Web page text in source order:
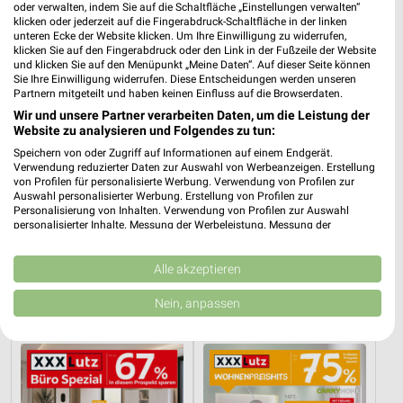
Gültig bis Mi. 12.08.
Mega Tage
Gültig bis Fr. 14.08.
oder verwalten, indem Sie auf die Schaltfläche „Einstellungen verwalten“
klicken oder jederzeit auf die Fingerabdruck-Schaltfläche in der linken
unteren Ecke der Website klicken. Um Ihre Einwilligung zu widerrufen,
klicken Sie auf den Fingerabdruck oder den Link in der Fußzeile der Website
und klicken Sie auf den Menüpunkt „Meine Daten“. Auf dieser Seite können
Sie Ihre Einwilligung widerrufen. Diese Entscheidungen werden unseren
Partnern mitgeteilt und haben keinen Einfluss auf die Browserdaten.
Wir und unsere Partner verarbeiten Daten, um die Leistung der
Website zu analysieren und Folgendes zu tun:
Speichern von oder Zugriff auf Informationen auf einem Endgerät.
Verwendung reduzierter Daten zur Auswahl von Werbeanzeigen. Erstellung
von Profilen für personalisierte Werbung. Verwendung von Profilen zur
Auswahl personalisierter Werbung. Erstellung von Profilen zur
Personalisierung von Inhalten. Verwendung von Profilen zur Auswahl
personalisierter Inhalte. Messung der Werbeleistung. Messung der
Kombinationen von Daten aus verschiedenen Quellen. Entwicklung und
Verbesserung der Angebote. Verwendung reduzierter Daten zur Auswahl
von Inhalten.
Daten können außerhalb der Europäischen Union weitergegeben und in die
Website/App.
Partnerliste anzeigen (1 IAB-Anbieter)
Wir nutzen Ihre Daten für folgende Zwecke:
Alle akzeptieren
Nein, anpassen